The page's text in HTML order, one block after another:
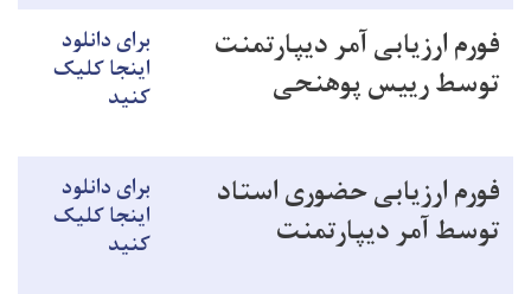
فورم ارزیابی آمر دیپارتمنت
توسط رییس پوهنحی
برای دانلود
اینجا کلیک
کنید
فورم ارزیابی حضوری استاد
توسط آمر دیپارتمنت
برای دانلود
اینجا کلیک
کنید